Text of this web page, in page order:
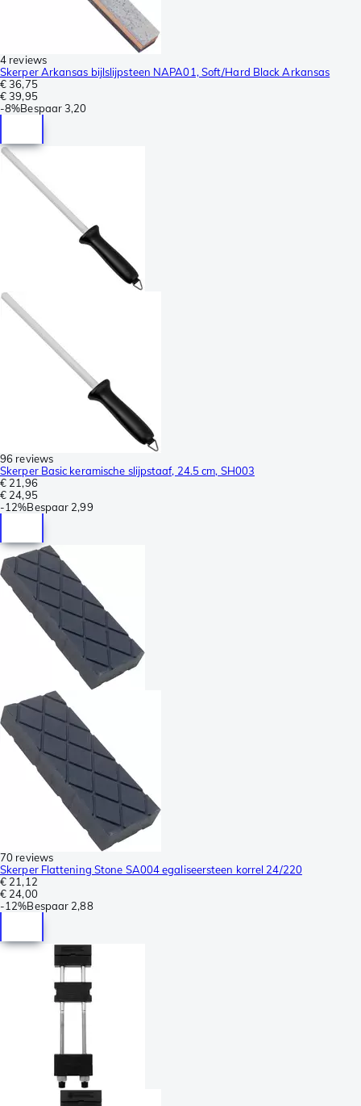
4 reviews
Skerper Arkansas bijlslijpsteen NAPA01, Soft/Hard Black Arkansas
€ 36,75
€ 39,95
-8%Bespaar3,20
96 reviews
Skerper Basic keramische slijpstaaf, 24.5 cm, SH003
€ 21,96
€ 24,95
-12%Bespaar 2,99
70 reviews
Skerper Flattening Stone SA004 egaliseersteen korrel 24/220
€ 21,12
€ 24,00
-12%Bespaar 2,88